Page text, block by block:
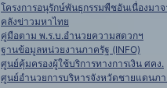
โครงการอนุรักษ์พันธุกรรมพืชอันเนื่องมา
คลังข่าวมหาไทย
คู่มือตาม พ.ร.บ.อำนวยความสดวกฯ
ฐานข้อมูลหน่วยงานภาครัฐ (INFO)
ศูนย์คุ้มครองผู้ใช้บริการทางการเงิน ศคง.
ศูนย์อำนวยการบริหารจังหวัดชายแดนภ